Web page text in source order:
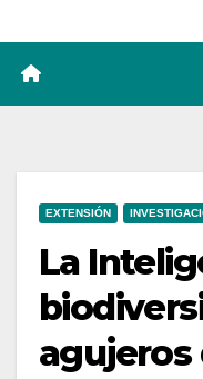
EXTENSIÓN
La
agujeros